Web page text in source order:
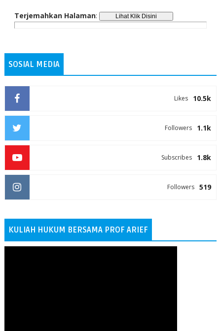
Terjemahkan Halaman:
SOSIAL MEDIA
10.5k
Likes
1.1k
Followers
1.8k
Subscribes
519
Followers
KULIAH HUKUM BERSAMA PROF ARIEF